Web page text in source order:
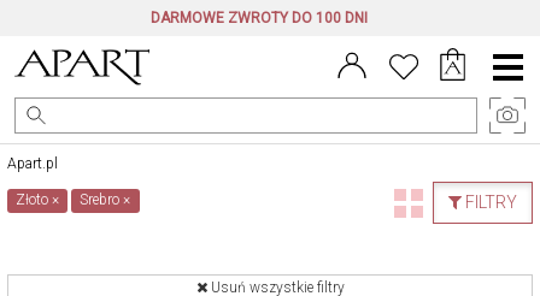
DARMOWE ZWROTY DO 100 DNI
Menu
główne
Apart.pl
FILTRY
Złoto× Srebro×
Usuń wszystkie filtry